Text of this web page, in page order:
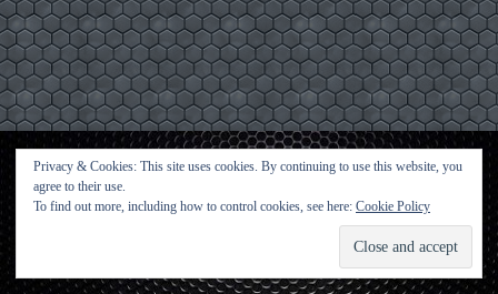
Kontakt
Privacy & Cookies: This site uses cookies. By continuing to use this website, you
agree to their use.
To find out more, including how to control cookies, see here: Cookie Policy